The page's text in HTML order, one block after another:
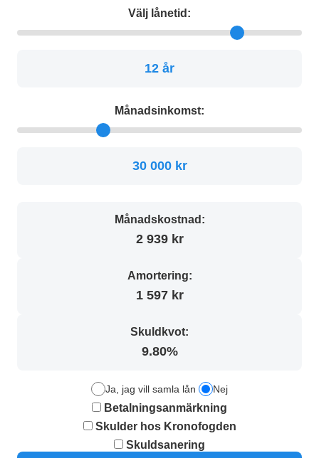
Välj lånetid:
12 år
Månadsinkomst:
30 000 kr
Månadskostnad:
2 939 kr
Amortering:
1 597 kr
Skuldkvot:
9.80%
Ja, jag vill samla lån Nej
Betalningsanmärkning
Skulder hos Kronofogden
Skuldsanering